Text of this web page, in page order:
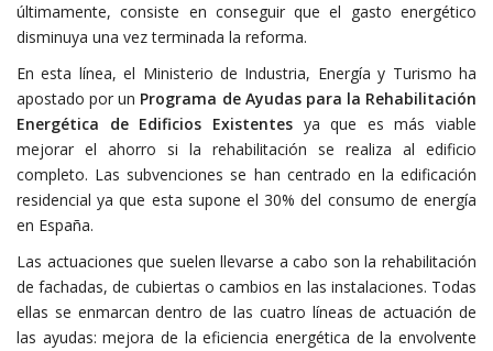
últimamente, consiste en conseguir que el gasto energético
disminuya una vez terminada la reforma.
En esta línea, el Ministerio de Industria, Energía y Turismo ha
apostado por un Programa de Ayudas para la Rehabilitación
Energética de Edificios Existentesya que es más viable
mejorar el ahorro si la rehabilitación se realiza al edificio
completo. Las subvenciones se han centrado en la edificación
residencial ya que esta supone el 30% del consumo de energía
en España.
Las actuaciones que suelen llevarse a cabo son la rehabilitación
de fachadas, de cubiertas o cambios en las instalaciones. Todas
ellas se enmarcan dentro de las cuatro líneas de actuación de
las ayudas: mejora de la eficiencia energética de la envolvente